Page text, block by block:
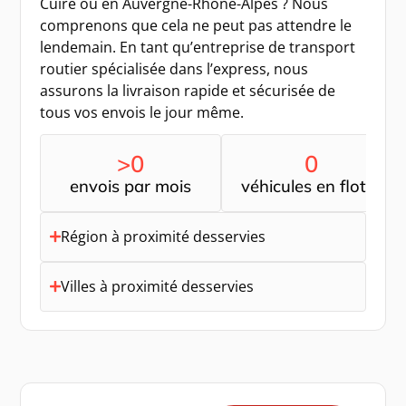
comprenons que cela ne peut pas attendre le
lendemain. En tant qu’entreprise de transport
routier spécialisée dans l’express, nous
assurons la livraison rapide et sécurisée de
tous vos envois le jour même.
envois par mois
>0
véhicules en flotte
0
Région à proximité desservies
Villes à proximité desservies